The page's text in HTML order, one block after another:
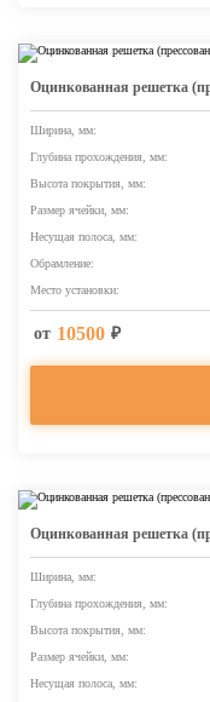
Оцинкованная решетка
Ширина, мм:
Глубина прохождения, мм:
Высота покрытия, мм:
Размер ячейки, мм:
Несущая полоса, мм:
Обрамление:
Место установки:
от 10500 ₽
Оцинкованная решетка
Ширина, мм:
Глубина прохождения, мм:
Высота покрытия, мм:
Размер ячейки, мм:
Несущая полоса, мм: